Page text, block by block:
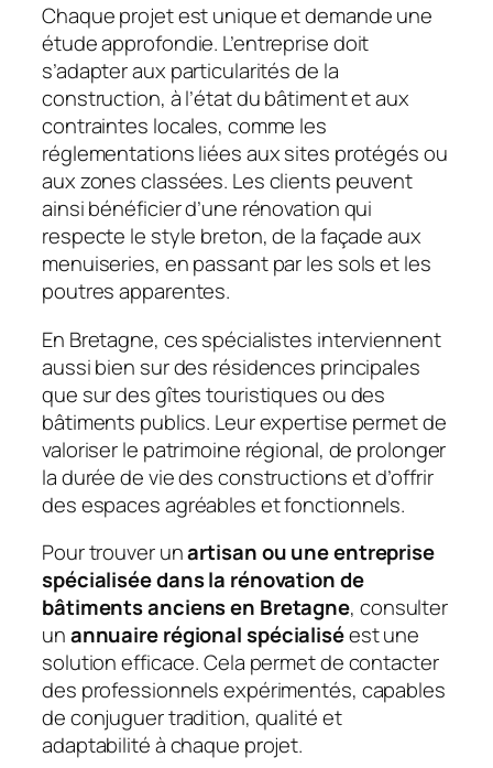
Chaque projet est unique et demande une
étude approfondie. L’entreprise doit
s’adapter aux particularités de la
construction, à l’état du bâtiment et aux
contraintes locales, comme les
réglementations liées aux sites protégés ou
aux zones classées. Les clients peuvent
ainsi bénéficier d’une rénovation qui
respecte le style breton, de la façade aux
menuiseries, en passant par les sols et les
poutres apparentes.
En Bretagne, ces spécialistes interviennent
aussi bien sur des résidences principales
que sur des gîtes touristiques ou des
bâtiments publics. Leur expertise permet de
valoriser le patrimoine régional, de prolonger
la durée de vie des constructions et d’offrir
des espaces agréables et fonctionnels.
Pour trouver unartisan ou une entreprise
spécialisée dans la rénovation de
bâtiments anciens en Bretagne, consulter
unannuaire régional spécialiséest une
solution efficace. Cela permet de contacter
des professionnels expérimentés, capables
de conjuguer tradition, qualité et
adaptabilité à chaque projet.